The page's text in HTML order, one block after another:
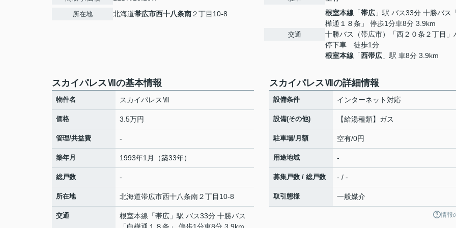
所在地 北海道帯広市西十八条南２丁目10-8
交通
根室本線 「帯広 」駅 バス33分 十勝バス
樺通１８条」 停歩1分車8分 3.9km
十勝バス（帯広市）「西２０条２丁目」
停下車 徒歩1分
根室本線 「西帯広 」駅 車8分 3.9km
スカイパレスⅦの基本情報
物件名 スカイパレスⅦ
価格 3.5万円
管理/共益費 -
築年月 1993年1月（築33年）
総戸数 -
所在地 北海道帯広市西十八条南２丁目10-8
交通 根室本線 「帯広 」駅 バス33分 十勝バス
スカイパレスⅦの詳細情報
設備条件 インターネット対応
設備(その他) 【給湯種類】ガス
駐車場/月額 空有/0円
用途地域 -
募集戸数 / 総戸数 - / -
取引態様 一般媒介
情報